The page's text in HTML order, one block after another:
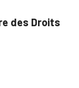
des Droits